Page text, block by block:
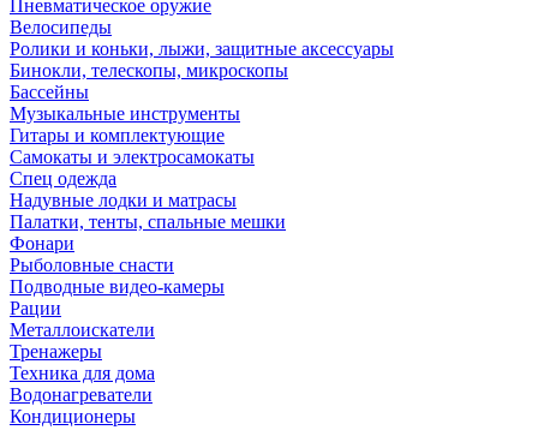
Пневматическое оружие
Велосипеды
Ролики и коньки, лыжи, защитные аксессуары
Бинокли, телескопы, микроскопы
Бассейны
Музыкальные инструменты
Гитары и комплектующие
Самокаты и электросамокаты
Спец одежда
Надувные лодки и матрасы
Палатки, тенты, спальные мешки
Фонари
Рыболовные снасти
Подводные видео-камеры
Рации
Металлоискатели
Тренажеры
Техника для дома
Водонагреватели
Кондиционеры